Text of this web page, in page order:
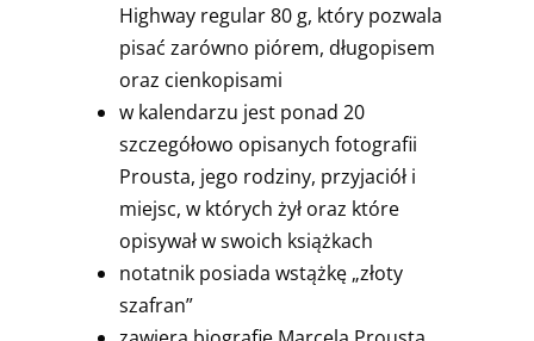
Highway regular 80 g, który pozwala
pisać zarówno piórem, długopisem
oraz cienkopisami
w kalendarzu jest ponad 20
szczegółowo opisanych fotografii
Prousta, jego rodziny, przyjaciół i
miejsc, w których żył oraz które
opisywał w swoich książkach
notatnik posiada wstążkę „złoty
szafran”